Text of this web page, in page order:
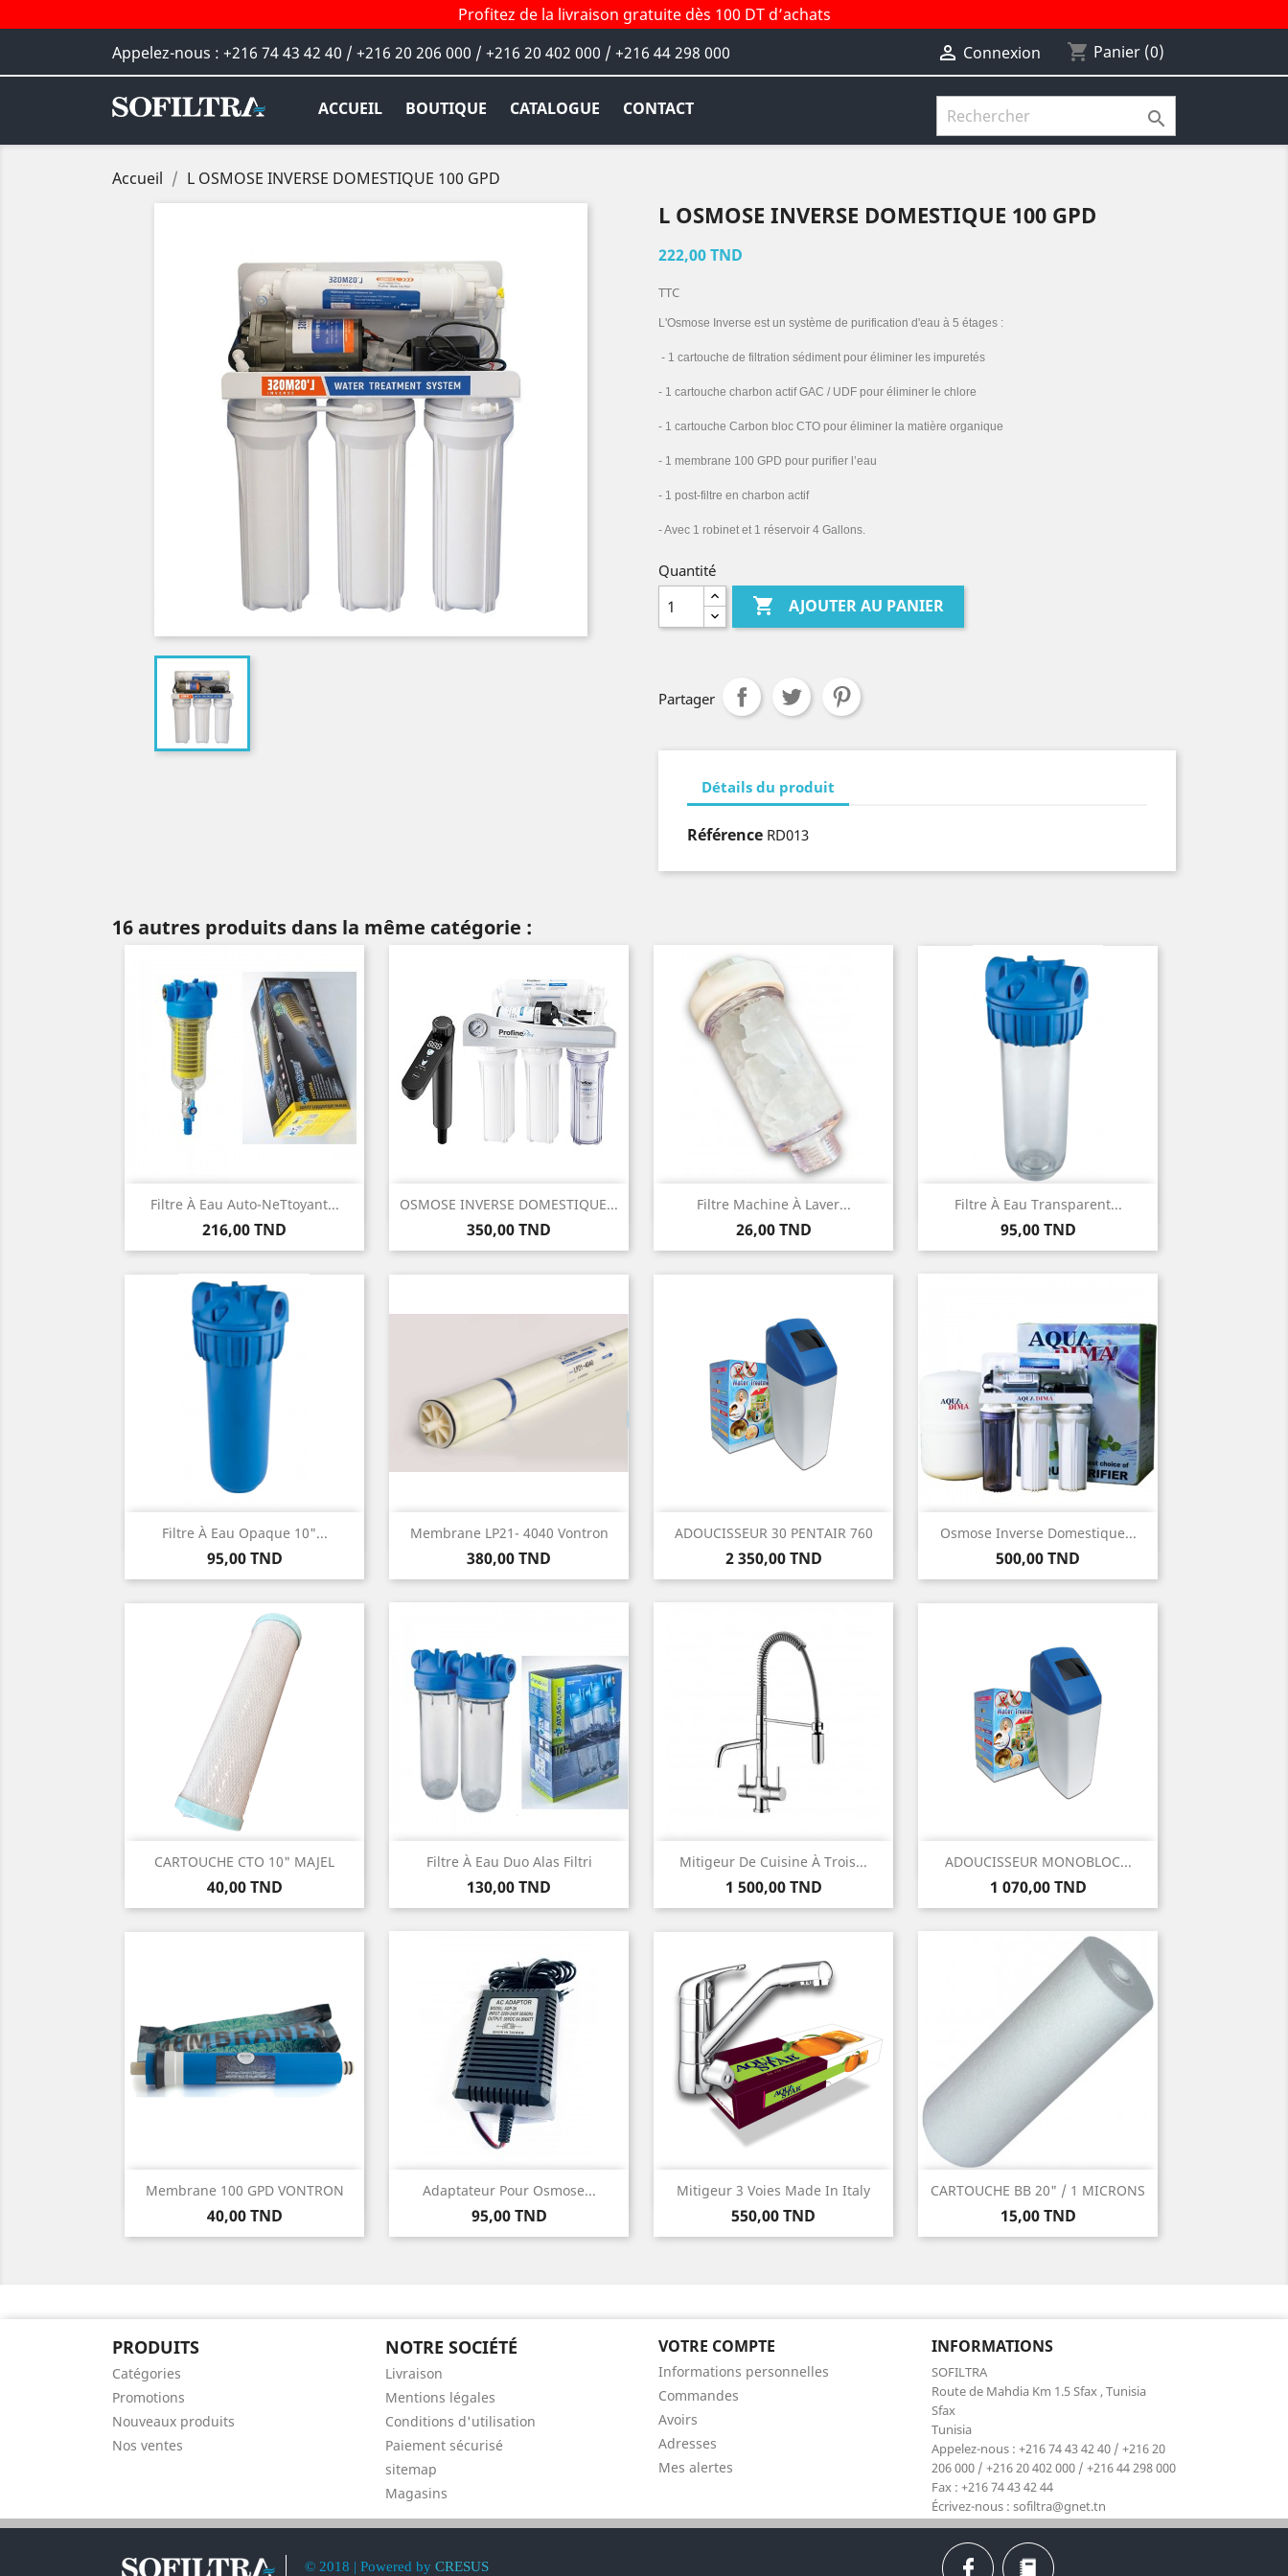
Profitez de la livraison gratuite dès 100 DT d’achats
Appelez-nous : +216 74 43 42 40 / +216 20 206 000 / +216 20 402 000 / +216 44 298 000  Connexion shopping_cart Panier (0)
ACCUEIL BOUTIQUE CATALOGUE CONTACT 
Accueil L OSMOSE INVERSE DOMESTIQUE 100 GPD
L OSMOSE INVERSE DOMESTIQUE 100 GPD
222,00 TND
TTC
L'Osmose Inverse est un système de purification d'eau à 5 étages :
- 1 cartouche de filtration sédiment pour éliminer les impuretés
- 1 cartouche charbon actif GAC / UDF pour éliminer le chlore
- 1 cartouche Carbon bloc CTO pour éliminer la matière organique
- 1 membrane 100 GPD pour purifier l’eau
- 1 post-filtre en charbon actif
- Avec 1 robinet et 1 réservoir 4 Gallons.
Quantité
 AJOUTER AU PANIER
Partager
Détails du produit
Référence RD013
16 autres produits dans la même catégorie :
Filtre À Eau Auto-NeTtoyant...
Prix
216,00 TND
Aperçu rapide OSMOSE INVERSE DOMESTIQUE...
Prix
350,00 TND
Aperçu rapide Filtre Machine À Laver...
Prix
26,00 TND
 Aperçu rapide Filtre À Eau Transparent...
Prix
95,00 TND
Aperçu rapide
Filtre À Eau Opaque 10"...
Prix
95,00 TND
Aperçu rapide Membrane LP21- 4040 Vontron
Prix
380,00 TND
Aperçu rapide ADOUCISSEUR 30 PENTAIR 760
Prix
2 350,00 TND
Aperçu rapide Osmose Inverse Domestique...
Prix
500,00 TND
Aperçu rapide
CARTOUCHE CTO 10" MAJEL
Prix
40,00 TND
Aperçu rapide Filtre À Eau Duo Alas Filtri
Prix
130,00 TND
Aperçu rapide Mitigeur De Cuisine À Trois...
Prix
1 500,00 TND
Aperçu rapide ADOUCISSEUR MONOBLOC...
Prix
1 070,00 TND
Aperçu rapide
Membrane 100 GPD VONTRON
Prix
40,00 TND
Aperçu rapide Adaptateur Pour Osmose...
Prix
95,00 TND
Aperçu rapide Mitigeur 3 Voies Made In Italy
Prix
550,00 TND
Aperçu rapide CARTOUCHE BB 20" / 1 MICRONS
Prix
15,00 TND
Aperçu rapide
PRODUITS
Catégories
Promotions
Nouveaux produits
Nos ventes
NOTRE SOCIÉTÉ
Livraison
Mentions légales
Conditions d'utilisation
Paiement sécurisé
sitemap
Magasins
VOTRE COMPTE
Informations personnelles
Commandes
Avoirs
Adresses
Mes alertes
INFORMATIONS
SOFILTRA
Route de Mahdia Km 1.5 Sfax , Tunisia
Sfax
Tunisia
Appelez-nous : +216 74 43 42 40 / +216 20
206 000 / +216 20 402 000 / +216 44 298 000
Fax : +216 74 43 42 44
Écrivez-nous : sofiltra@gnet.tn
© 2018 | Powered by CRESUS